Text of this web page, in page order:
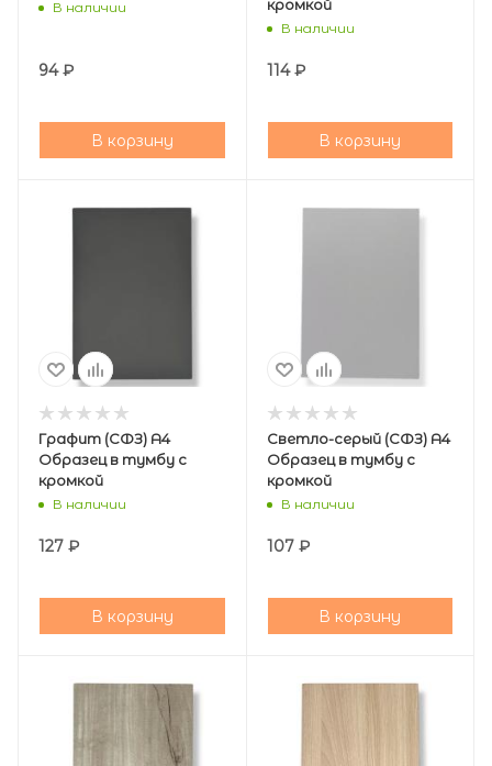
В наличии
94₽
В корзину
кромкой
В наличии
114₽
В корзину
Графит (СФЗ) А4
Образец в тумбу с
кромкой
В наличии
127 ₽
В корзину
Светло-серый (СФЗ) А4
Образец в тумбу с
кромкой
В наличии
107₽
В корзину